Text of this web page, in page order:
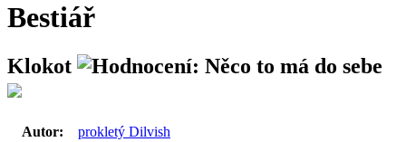
Bestiář
Klokot
Autor:
prokletý Dilvish